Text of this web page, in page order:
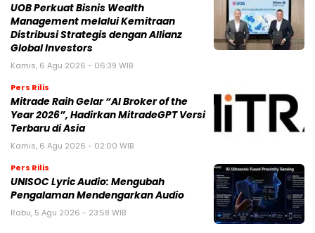
UOB Perkuat Bisnis Wealth
Management melalui Kemitraan
Distribusi Strategis dengan Allianz
Global Investors
Kamis, 6 Agu 2026 - 06:39 WIB
Pers Rilis
Mitrade Raih Gelar “AI Broker of the
Year 2026”, Hadirkan MitradeGPT Versi
Terbaru di Asia
Kamis, 6 Agu 2026 - 02:00 WIB
Pers Rilis
UNISOC Lyric Audio: Mengubah
Pengalaman Mendengarkan Audio
Rabu, 5 Agu 2026 - 23:58 WIB